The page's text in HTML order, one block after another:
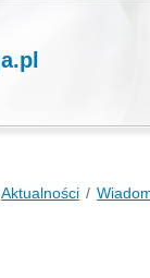
Aktualności